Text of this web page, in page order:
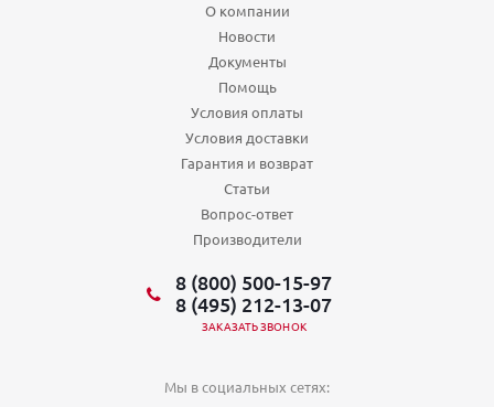
О компании
Новости
Документы
Помощь
Условия оплаты
Условия доставки
Гарантия и возврат
Статьи
Вопрос-ответ
Производители
8 (800) 500-15-97
8 (495) 212-13-07
ЗАКАЗАТЬ ЗВОНОК
Мы в социальных сетях: